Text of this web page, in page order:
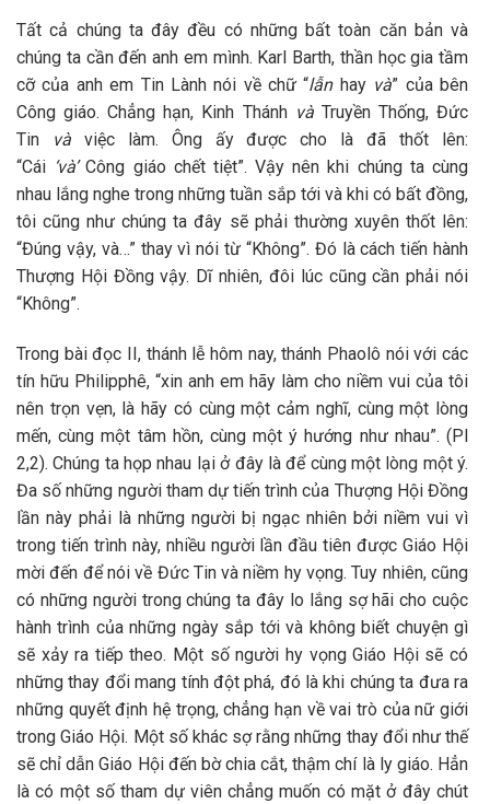
Tất cả chúng ta đây đều có những bất toàn căn bản và
chúng ta cần đến anh em mình. Karl Barth, thần học gia tầm
cỡ của anh em Tin Lành nói về chữ “lẫnhay và” của bên
Công giáo. Chẳng hạn, Kinh Thánh vàTruyền Thống, Đức
Tin
và việc làm. Ông ấy được cho là đã thốt lên:
“Cái ‘và’Công giáo chết tiệt”. Vậy nên khi chúng ta cùng
nhau lắng nghe trong những tuần sắp tới và khi có bất đồng,
tôi cũng như chúng ta đây sẽ phải thường xuyên thốt lên:
“Đúng vậy, và…” thay vì nói từ “Không”. Đó là cách tiến hành
Thượng Hội Đồng vậy. Dĩ nhiên, đôi lúc cũng cần phải nói
“Không”.
Trong bài đọc II, thánh lễ hôm nay, thánh Phaolô nói với các
tín hữu Philipphê, “xin anh em hãy làm cho niềm vui của tôi
nên trọn vẹn, là hãy có cùng một cảm nghĩ, cùng một lòng
mến, cùng một tâm hồn, cùng một ý hướng như nhau”. (Pl
2,2). Chúng ta họp nhau lại ở đây là để cùng một lòng một ý.
Đa số những người tham dự tiến trình của Thượng Hội Đồng
lần này phải là những người bị ngạc nhiên bởi niềm vui vì
trong tiến trình này, nhiều người lần đầu tiên được Giáo Hội
mời đến để nói về Đức Tin và niềm hy vọng. Tuy nhiên, cũng
có những người trong chúng ta đây lo lắng sợ hãi cho cuộc
hành trình của những ngày sắp tới và không biết chuyện gì
sẽ xảy ra tiếp theo. Một số người hy vọng Giáo Hội sẽ có
những thay đổi mang tính đột phá, đó là khi chúng ta đưa ra
những quyết định hệ trọng, chẳng hạn về vai trò của nữ giới
trong Giáo Hội. Một số khác sợ rằng những thay đổi như thế
sẽ chỉ dẫn Giáo Hội đến bờ chia cắt, thậm chí là ly giáo. Hẳn
là có một số tham dự viên chẳng muốn có mặt ở đây chút